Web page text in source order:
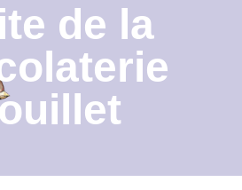
de la